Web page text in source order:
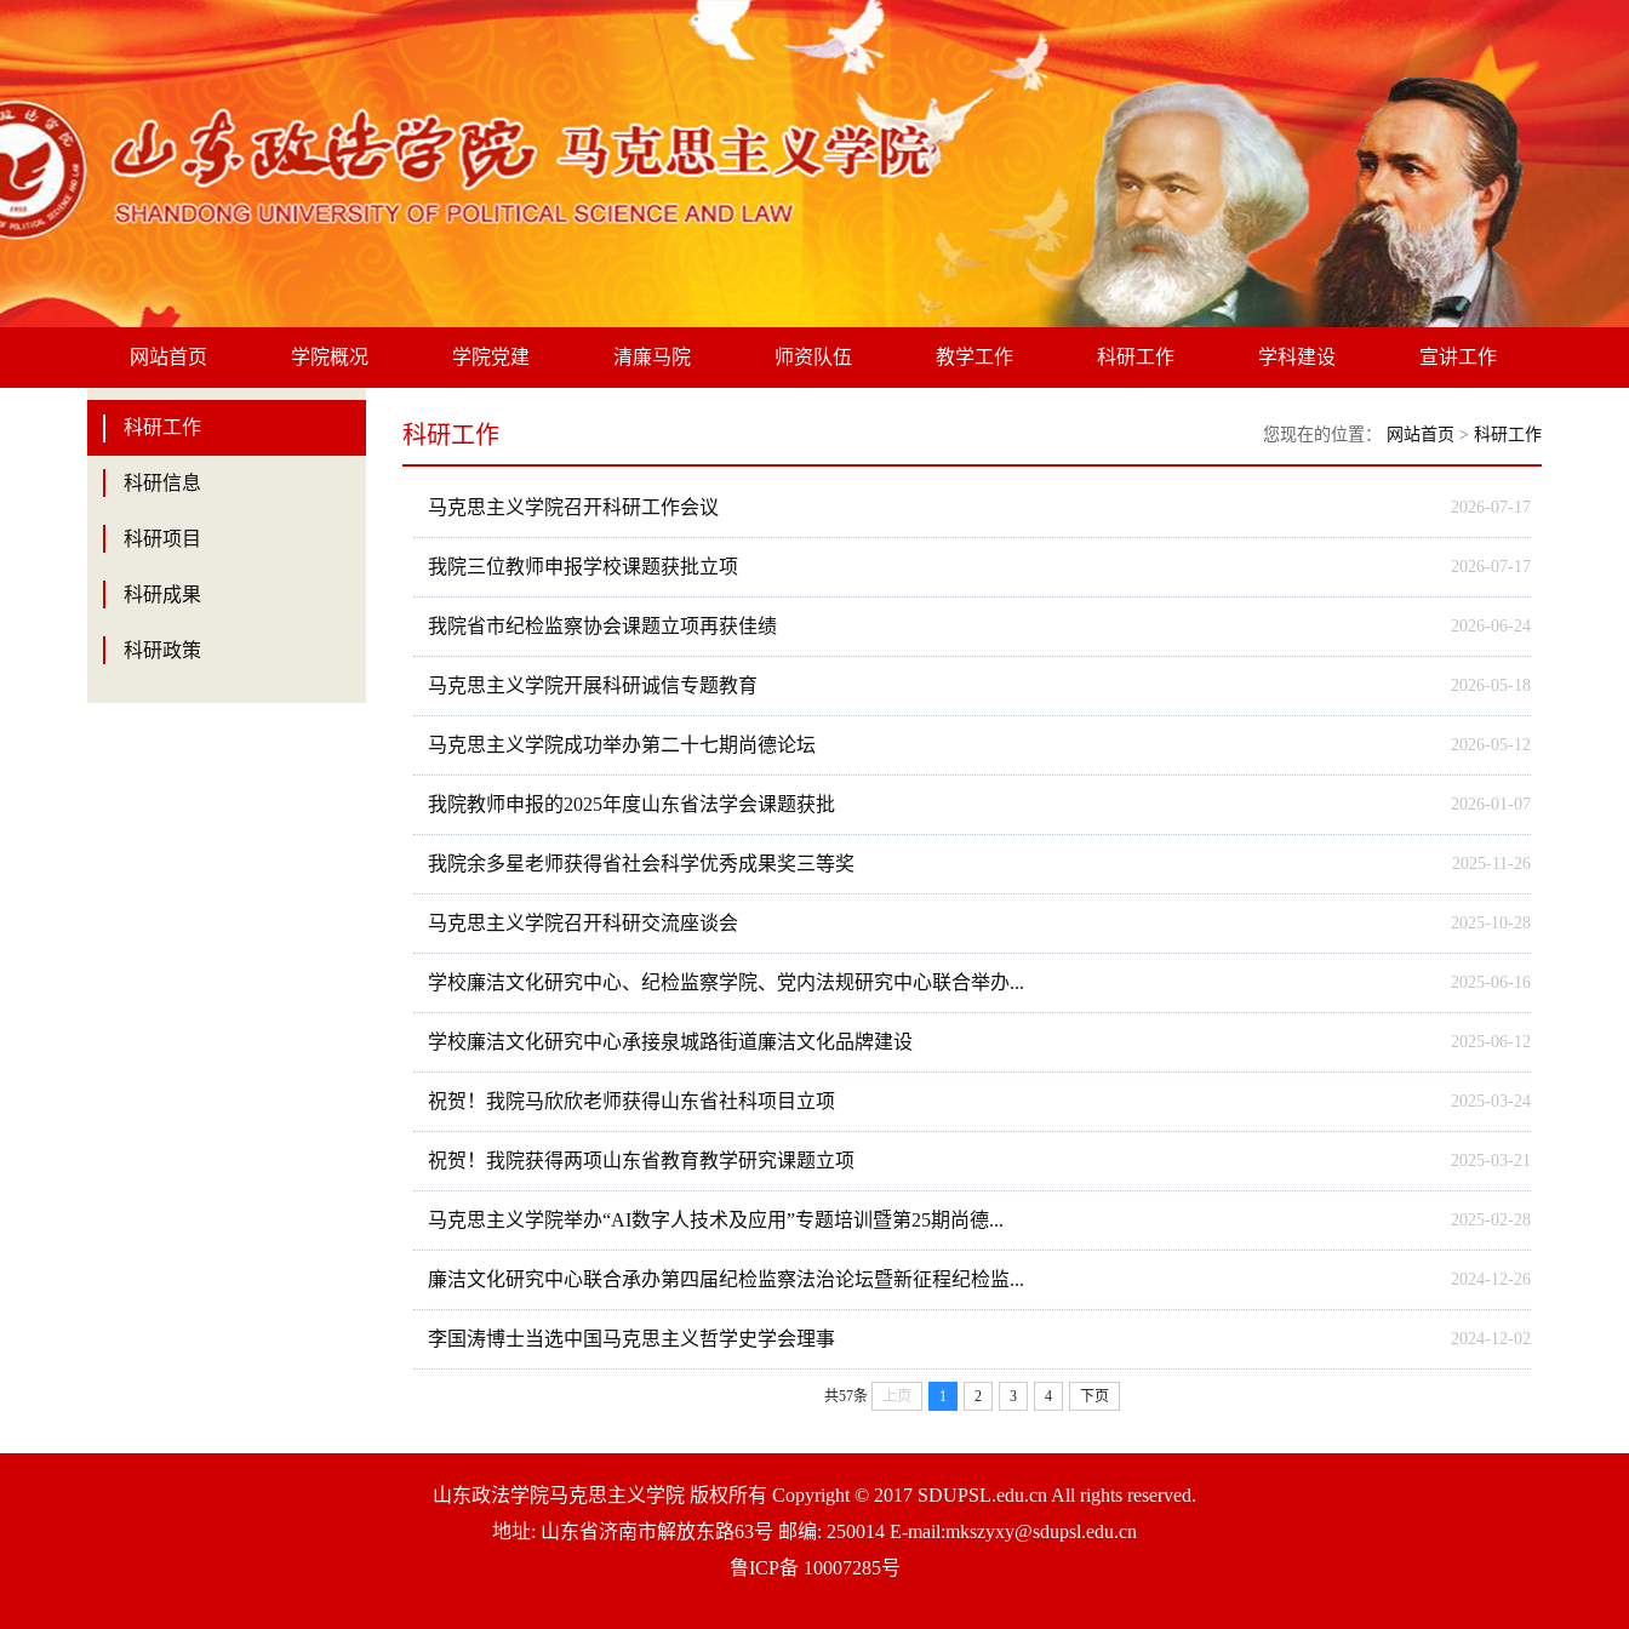
网站首页 学院概况 学院党建 清廉马院 师资队伍 教学工作 科研工作 学科建设 宣讲工作
科研工作
科研信息
科研项目
科研成果
科研政策
科研工作 您现在的位置： 网站首页 > 科研工作
2026-07-17
马克思主义学院召开科研工作会议
2026-07-17
我院三位教师申报学校课题获批立项
2026-06-24
我院省市纪检监察协会课题立项再获佳绩
2026-05-18
马克思主义学院开展科研诚信专题教育
2026-05-12
马克思主义学院成功举办第二十七期尚德论坛
2026-01-07
我院教师申报的2025年度山东省法学会课题获批
2025-11-26
我院余多星老师获得省社会科学优秀成果奖三等奖
2025-10-28
马克思主义学院召开科研交流座谈会
2025-06-16
学校廉洁文化研究中心、纪检监察学院、党内法规研究中心联合举办...
2025-06-12
学校廉洁文化研究中心承接泉城路街道廉洁文化品牌建设
2025-03-24
祝贺！我院马欣欣老师获得山东省社科项目立项
2025-03-21
祝贺！我院获得两项山东省教育教学研究课题立项
2025-02-28
马克思主义学院举办“AI数字人技术及应用”专题培训暨第25期尚德...
2024-12-26
廉洁文化研究中心联合承办第四届纪检监察法治论坛暨新征程纪检监...
2024-12-02
李国涛博士当选中国马克思主义哲学史学会理事
共57条 上页 1 2 3 4 下页
山东政法学院马克思主义学院 版权所有 Copyright © 2017 SDUPSL.edu.cn All rights reserved.
地址: 山东省济南市解放东路63号 邮编: 250014 E-mail:mkszyxy@sdupsl.edu.cn
鲁ICP备 10007285号